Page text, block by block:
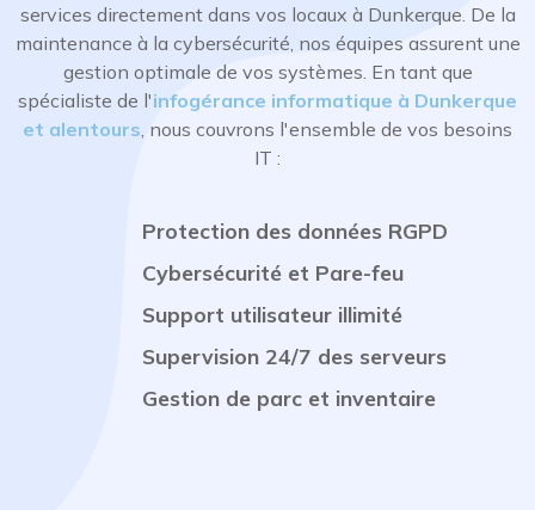
services directement dans vos locaux à Dunkerque. De la
maintenance à la cybersécurité, nos équipes assurent une
gestion optimale de vos systèmes. En tant que
spécialiste de l'infogérance informatique à Dunkerque
et alentours, nous couvrons l'ensemble de vos besoins
IT :
Protection des données RGPD
Cybersécurité et Pare-feu
Support utilisateur illimité
Supervision 24/7 des serveurs
Gestion de parc et inventaire